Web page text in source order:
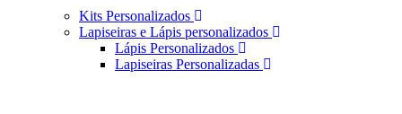
Kits Personalizados
Lapiseiras e Lápis personalizados
Lápis Personalizados
Lapiseiras Personalizadas